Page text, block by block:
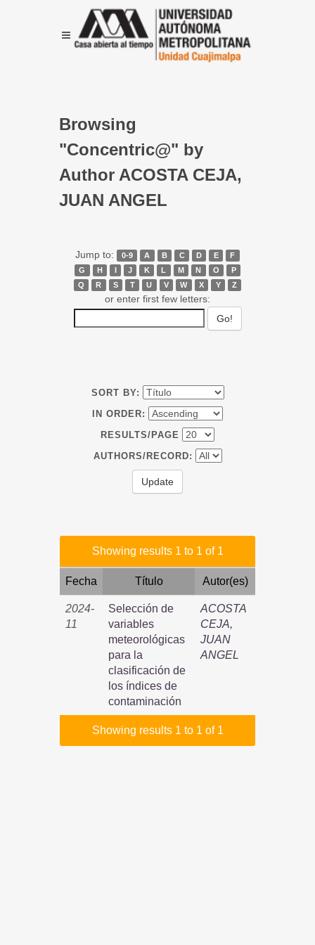
Browsing
"Concentric@" by
Author ACOSTA CEJA,
JUAN ANGEL
Jump to: 0-9 A B C D E
F
G
H I J K L M N O
P
Q
R S T U V W X Y Z
or enter first few letters:
SORT BY:
IN ORDER:
RESULTS/PAGE
AUTHORS/RECORD:
Showing results 1 to 1 of 1
Fecha Título Autor(es)
2024-
11
Selección de
variables
meteorológicas
para la
clasificación de
los índices de
contaminación
ACOSTA
CEJA,
JUAN
ANGEL
Showing results 1 to 1 of 1